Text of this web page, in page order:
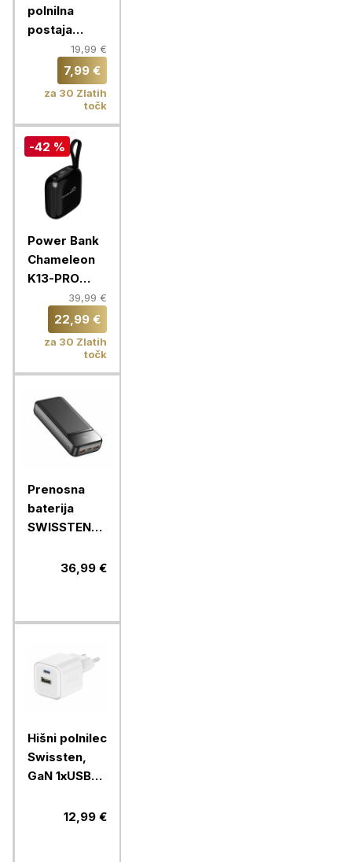
polnilna
postaja
RIVACASE,
brezžični
polnilec
VA4915 BL3
QC Fast
19,99 €
7,99 €
za 30 Zlatih
točk
-42 %
Power Bank
Chameleon
K13-PRO
10000mAh
39,99 €
22,99 €
za 30 Zlatih
točk
Prenosna
baterija
SWISSTEN
II 2000036,99 €
Hišni polnilec
Swissten,
GaN 1xUSB-C
PD,1xUSB-A
12,99 €